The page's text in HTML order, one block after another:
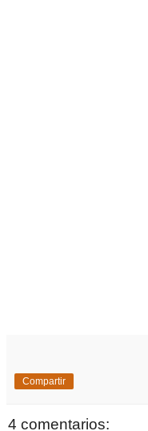
Compartir
4 comentarios: